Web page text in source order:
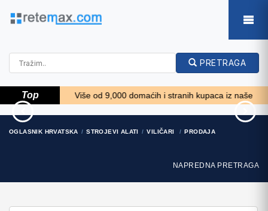
PRETRAGA
Top
***** Više od 9,000 domaćih i stranih kupaca iz naše baze
2018
85' Aicon Flybridge 2006
2.659.200 EUR
OGLASNIK HRVATSKA STROJEVI ALATI VILIČARI PRODAJA
NAPREDNA PRETRAGA